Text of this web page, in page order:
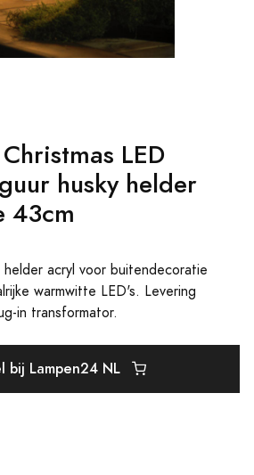
LED
husky helder
43cm
helder acryl voor buitendecoratie
warmwitte LED's. Levering
in transformator.
bij Lampen24 NL